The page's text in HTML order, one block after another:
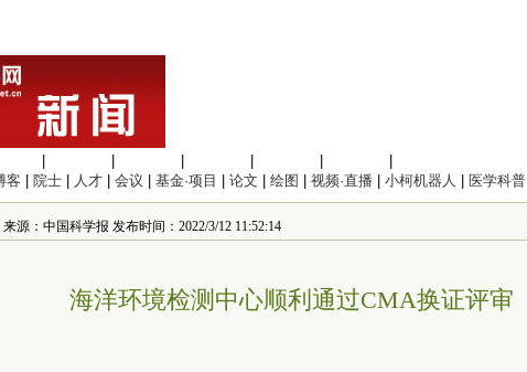
客 院士 人才 会议 基金·项目 论文 绘图 视频·直播 小柯机器人 医学科普
源：中国科学报 发布时间：2022/3/12 11:52:14
海洋环境检测中心顺利通过CMA换证评审